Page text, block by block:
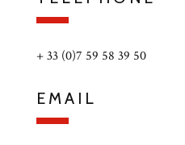
+ 33 (0)7 59 58 39 50
EMAIL